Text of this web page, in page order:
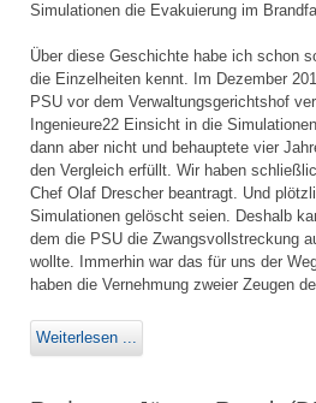
Simulationen die Evakuierung im
Über diese Geschichte habe ich schon
die Einzelheiten kennt. Im Dezember
PSU vor dem Verwaltungsgerichtshof
Ingenieure22 Einsicht in die
dann aber nicht und behauptete vier
den Vergleich erfüllt. Wir haben
Chef Olaf Drescher beantragt. Und
Simulationen gelöscht seien. Deshalb
dem die PSU die Zwangsvollstreckung
wollte. Immerhin war das für uns der
haben die Vernehmung zweier Zeugen
Weiterlesen ...